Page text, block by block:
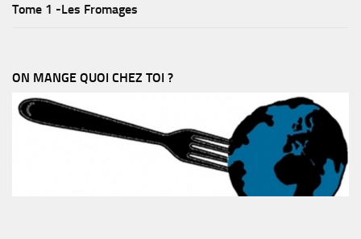
Tome 1 -Les Fromages
ON MANGE QUOI CHEZ TOI ?